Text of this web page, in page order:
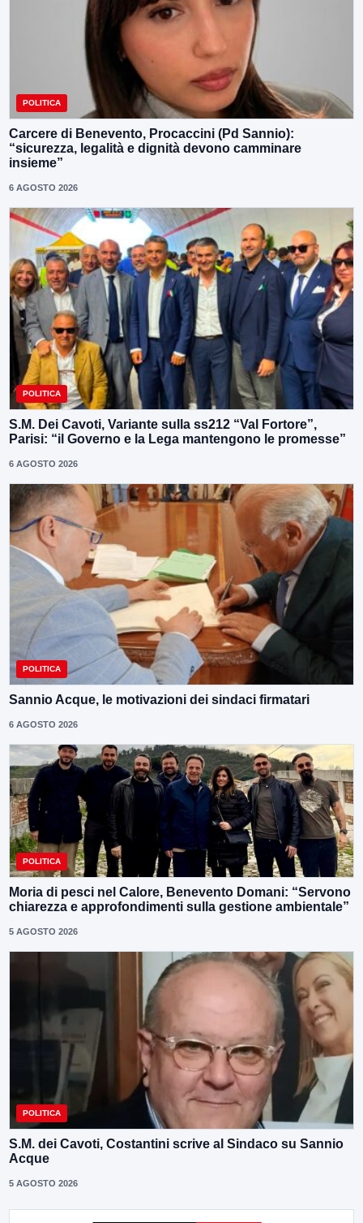
POLITICA
Carcere di Benevento, Procaccini (Pd Sannio):
“sicurezza, legalità e dignità devono camminare
insieme”
6 AGOSTO 2026
POLITICA
S.M. Dei Cavoti, Variante sulla ss212 “Val Fortore”,
Parisi: “il Governo e la Lega mantengono le promesse”
6 AGOSTO 2026
POLITICA
Sannio Acque, le motivazioni dei sindaci firmatari
6 AGOSTO 2026
POLITICA
Moria di pesci nel Calore, Benevento Domani: “Servono
chiarezza e approfondimenti sulla gestione ambientale”
5 AGOSTO 2026
POLITICA
S.M. dei Cavoti, Costantini scrive al Sindaco su Sannio
Acque
5 AGOSTO 2026